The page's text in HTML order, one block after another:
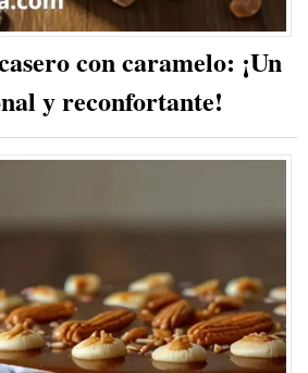
con caramelo: ¡Un
y reconfortante!